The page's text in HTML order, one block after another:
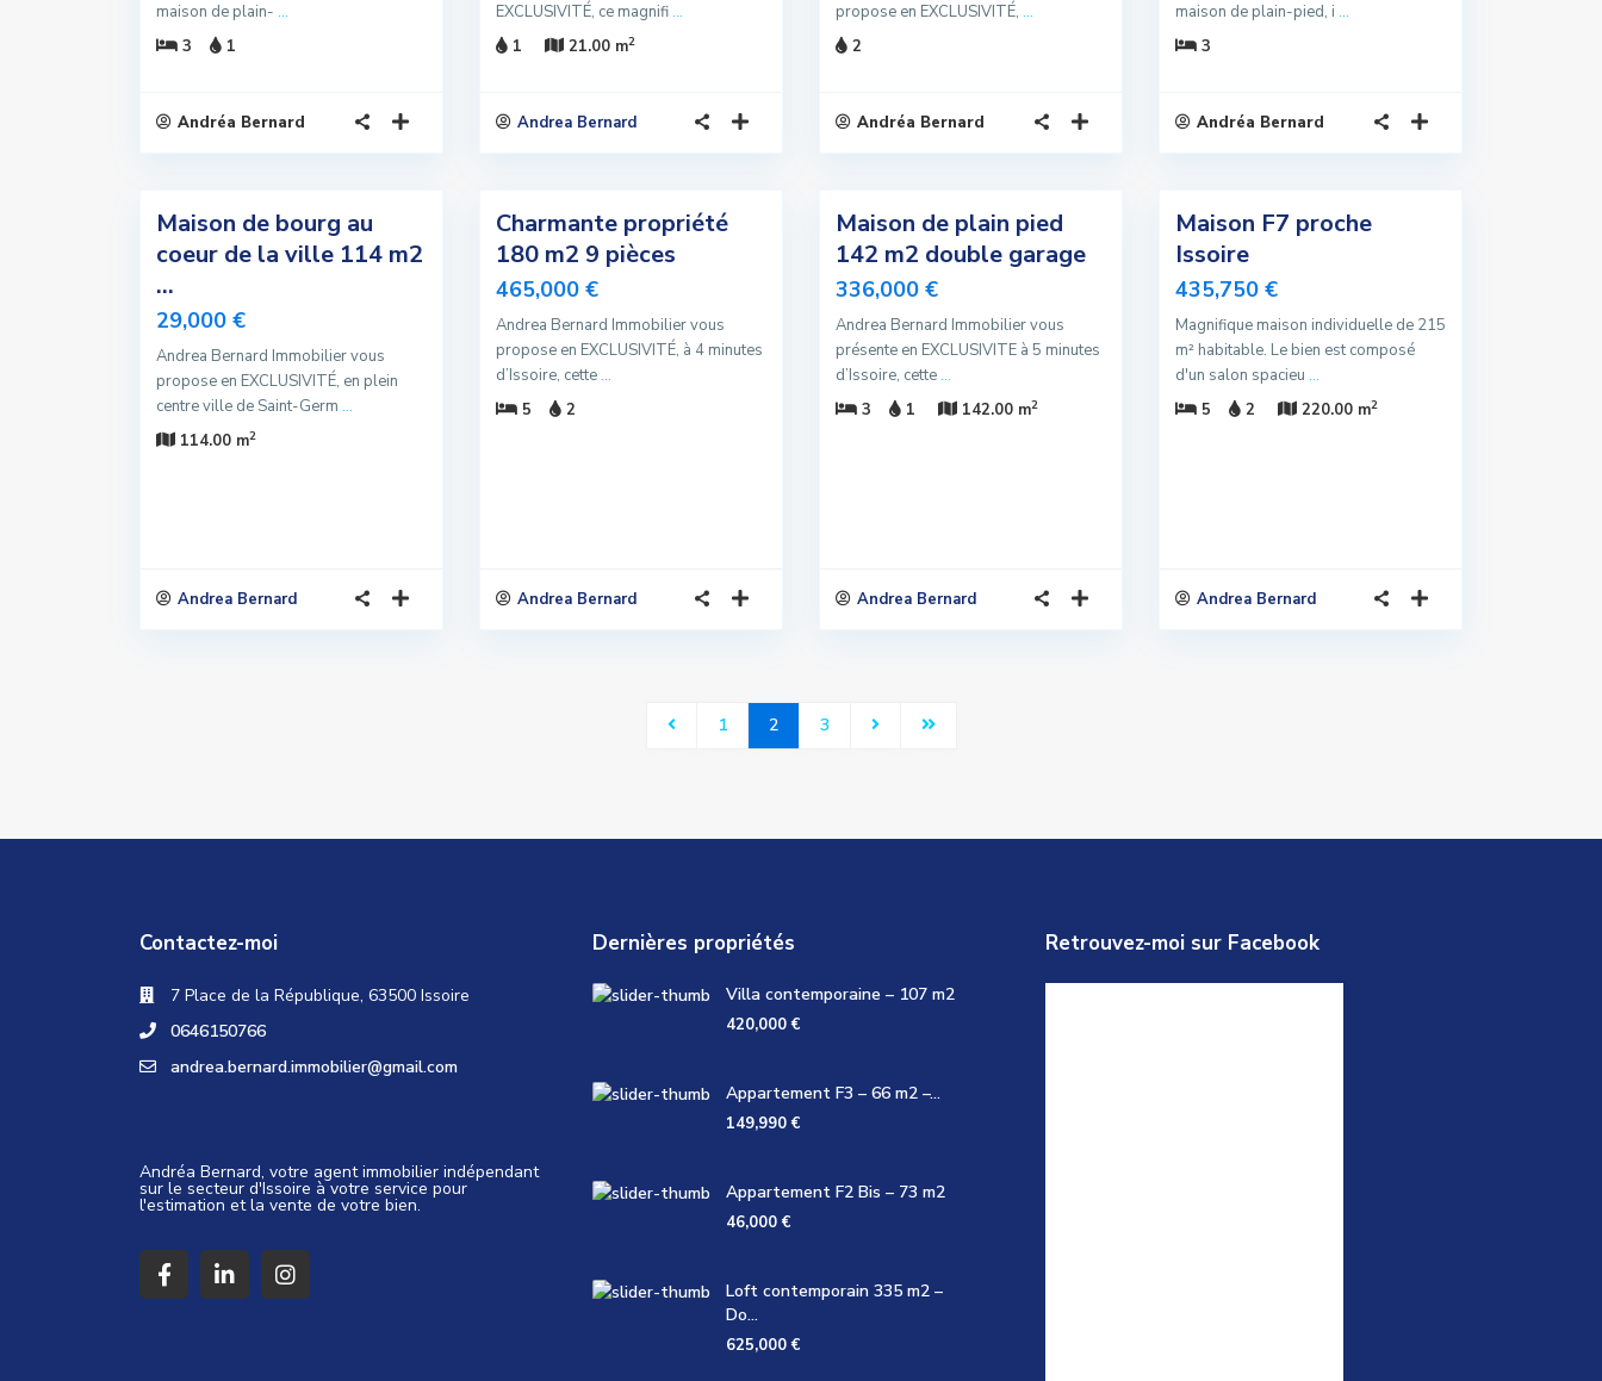
maison de plain- ...
3
1
Andréa Bernard
EXCLUSIVITÉ, ce magnifi...
1
21.00 m2
Andrea Bernard
propose en EXCLUSIVITÉ, ...
2
Andréa Bernard
maison de plain-pied, i ...
3
Andréa Bernard
Maison de bourg au
coeur de la ville 114 m2
...
29,000 €
Andrea Bernard Immobilier vous
propose en EXCLUSIVITÉ, en plein
centre ville de Saint-Germ ...
114.00 m2
Andrea Bernard
Charmante propriété
180 m2 9 pièces
465,000 €
Andrea Bernard Immobilier vous
propose en EXCLUSIVITÉ, à 4 minutes
d’Issoire, cette...
5
2
Andrea Bernard
Maison de plain pied
142 m2 double garage
336,000 €
Andrea Bernard Immobilier vous
présente en EXCLUSIVITE à 5 minutes
d’Issoire, cette...
3
1 142.00 m2
Andrea Bernard
Maison F7 proche
Issoire
435,750 €
Magnifique maison individuelle de 215
m² habitable. Le bien est composé
d'un salon spacieu ...
5
2 220.00 m2
Andrea Bernard
1 2 3
Contactez-moi
7 Place de la République, 63500 Issoire
0646150766
andrea.bernard.immobilier@gmail.com
Andréa Bernard, votre agent immobilier indépendant
sur le secteur d'Issoire à votre service pour
l'estimation et la vente de votre bien.
Dernières propriétés
Villa contemporaine – 107 m2
420,000 €
Appartement F3 – 66 m2 –...
149,990 €
Appartement F2 Bis – 73 m2
46,000 €
Loft contemporain 335 m2 –
Do...
625,000 €
Retrouvez-moi sur Facebook